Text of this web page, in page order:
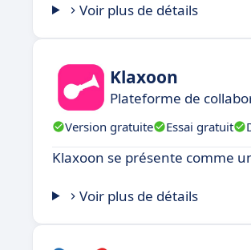
Voir plus de détails
Klaxoon
Plateforme de
Version gratuite Essai gratuit
Klaxoon se présente comme
Voir plus de détails